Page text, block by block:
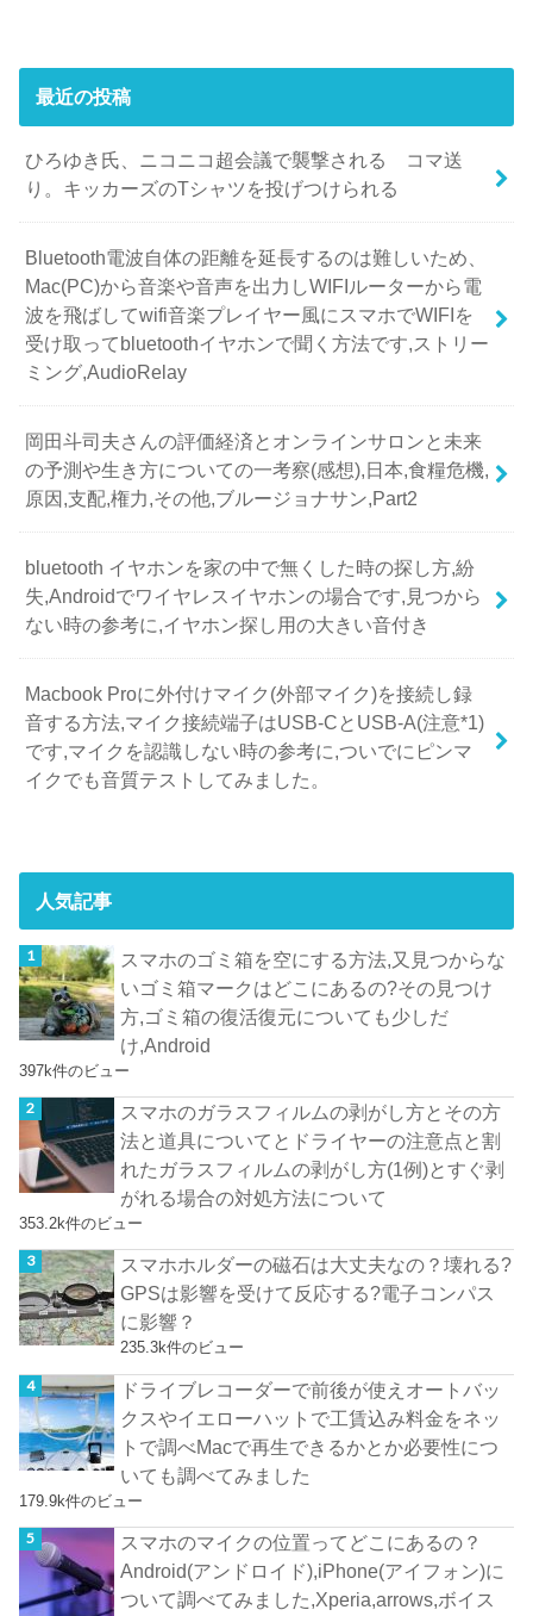
最近の投稿
ひろゆき氏、ニコニコ超会議で襲撃される コマ送
り。キッカーズのTシャツを投げつけられる
Bluetooth電波自体の距離を延長するのは難しいため、
Mac(PC)から音楽や音声を出力しWIFIルーターから電
波を飛ばしてwifi音楽プレイヤー風にスマホでWIFIを
受け取ってbluetoothイヤホンで聞く方法です,ストリー
ミング,AudioRelay
岡田斗司夫さんの評価経済とオンラインサロンと未来
の予測や生き方についての一考察(感想),日本,食糧危機,
原因,支配,権力,その他,ブルージョナサン,Part2
bluetooth イヤホンを家の中で無くした時の探し方,紛
失,Androidでワイヤレスイヤホンの場合です,見つから
ない時の参考に,イヤホン探し用の大きい音付き
Macbook Proに外付けマイク(外部マイク)を接続し録
音する方法,マイク接続端子はUSB-CとUSB-A(注意*1)
です,マイクを認識しない時の参考に,ついでにピンマ
イクでも音質テストしてみました。
人気記事
スマホのゴミ箱を空にする方法,又見つからな
いゴミ箱マークはどこにあるの?その見つけ
方,ゴミ箱の復活復元についても少しだ
け,Android
397k件のビュー
スマホのガラスフィルムの剥がし方とその方
法と道具についてとドライヤーの注意点と割
れたガラスフィルムの剥がし方(1例)とすぐ剥
がれる場合の対処方法について
353.2k件のビュー
スマホホルダーの磁石は大丈夫なの？壊れる?
GPSは影響を受けて反応する?電子コンパス
に影響？
235.3k件のビュー
ドライブレコーダーで前後が使えオートバッ
クスやイエローハットで工賃込み料金をネッ
トで調べMacで再生できるかとか必要性につ
いても調べてみました
179.9k件のビュー
スマホのマイクの位置ってどこにあるの？
Android(アンドロイド),iPhone(アイフォン)に
ついて調べてみました,Xperia,arrows,ボイス